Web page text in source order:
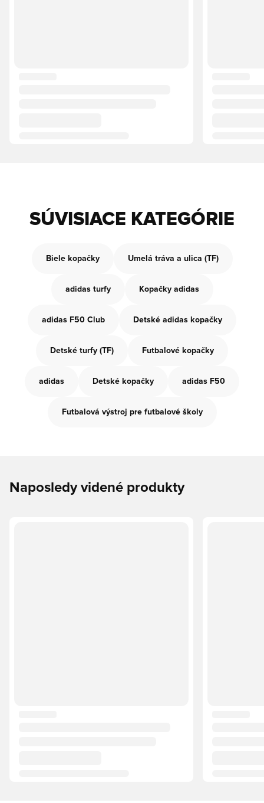
SÚVISIACE KATEGÓRIE
Biele kopačky Umelá tráva a ulica (TF)
adidas turfy Kopačky adidas
adidas F50 Club Detské adidas kopačky
Detské turfy (TF) Futbalové kopačky
adidas Detské kopačky adidas F50
Futbalová výstroj pre futbalové školy
Naposledy videné produkty